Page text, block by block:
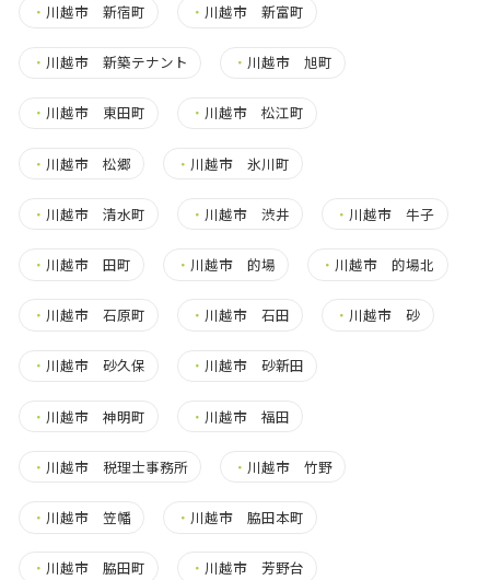
・ 川越市 新宿町 ・ 川越市 新富町
・ 川越市 新築テナント ・ 川越市 旭町
・ 川越市 東田町 ・ 川越市 松江町
・ 川越市 松郷 ・ 川越市 氷川町
・ 川越市 清水町 ・ 川越市 渋井 ・ 川越市 牛子
・ 川越市 田町 ・ 川越市 的場 ・ 川越市 的場北
・ 川越市 石原町 ・ 川越市 石田 ・ 川越市 砂
・ 川越市 砂久保 ・ 川越市 砂新田
・ 川越市 神明町 ・ 川越市 福田
・ 川越市 税理士事務所 ・ 川越市 竹野
・ 川越市 笠幡 ・ 川越市 脇田本町
・ 川越市 脇田町 ・ 川越市 芳野台